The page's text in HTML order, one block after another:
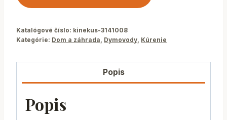
Katalógové číslo: kinekus-3141008
Kategórie: Dom a záhrada Dymovody Kúrenie
Popis
Popis